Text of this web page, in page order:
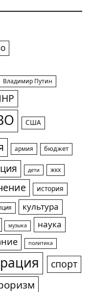
Владимир Путин
США
армия бюджет
дети жкх
история
культура
музыка
наука
политика
спорт